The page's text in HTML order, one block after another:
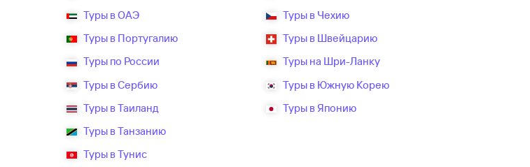
Туры в ОАЭ
Туры в Португалию
Туры по России
Туры в Сербию
Туры в Таиланд
Туры в Танзанию
Туры в Тунис
Туры в Чехию
Туры в Швейцарию
Туры на Шри-Ланку
Туры в Южную Корею
Туры в Японию